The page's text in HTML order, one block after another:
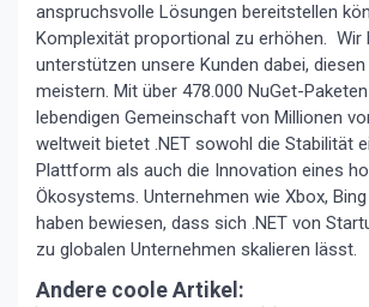
anspruchsvolle Lösungen bereitstellen
Komplexität proportional zu erhöhen. Wir
unterstützen unsere Kunden dabei, diesen
meistern. Mit über 478.000 NuGet-
lebendigen Gemeinschaft von Millionen
weltweit bietet .NET sowohl die Stabilität
Plattform als auch die Innovation eines
Ökosystems. Unternehmen wie Xbox,
haben bewiesen, dass sich .NET von
zu globalen Unternehmen skalieren lässt.
Andere coole Artikel: